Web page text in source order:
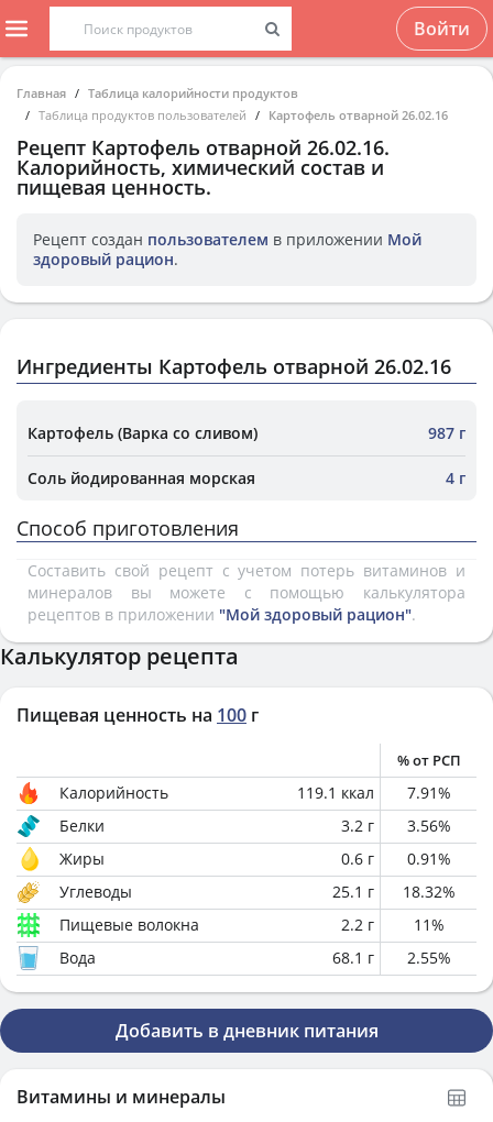
Войти
Главная
Таблица калорийности продуктов
Таблица продуктов пользователей
Картофель отварной 26.02.16
Рецепт Картофель отварной 26.02.16.
Калорийность, химический состав и
пищевая ценность.
Рецепт создан пользователем в приложении Мой
здоровый рацион.
Ингредиенты Картофель отварной 26.02.16
Картофель (Варка со сливом) 987 г
Соль йодированная морская 4 г
Способ приготовления
Составить свой рецепт с учетом потерь витаминов и
минералов вы можете с помощью калькулятора
рецептов в приложении "Мой здоровый рацион".
Калькулятор рецепта
Пищевая ценность на 100 г
% от РСП
Калорийность 119.1 ккал 7.91%
Белки
3.2 г 3.56%
Жиры
0.6 г 0.91%
Углеводы
25.1 г 18.32%
Пищевые волокна
2.2 г 11%
Вода
68.1 г 2.55%
Добавить в дневник питания
Витамины и минералы